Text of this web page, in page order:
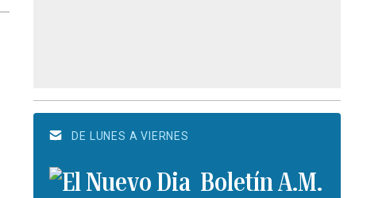
DE LUNES A VIERNES
Boletín A.M.